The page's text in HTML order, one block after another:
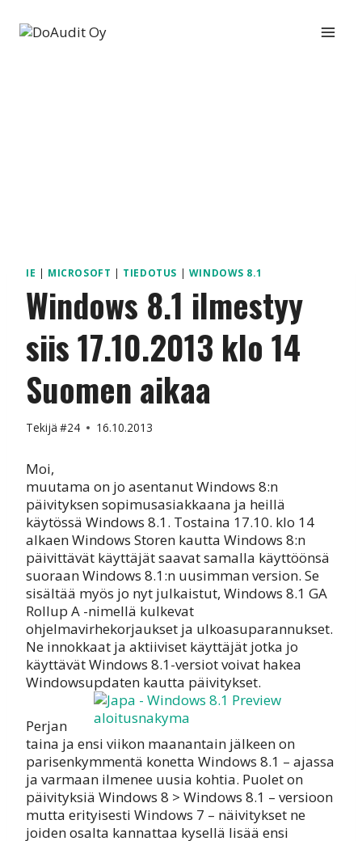
sisältöön
IE | MICROSOFT | TIEDOTUS | WINDOWS 8.1
Windows 8.1 ilmestyy
siis 17.10.2013 klo 14
Suomen aikaa
Tekijä #24 16.10.2013
Moi,
muutama on jo asentanut Windows 8:n
päivityksen sopimusasiakkaana ja heillä
käytössä Windows 8.1. Tostaina 17.10. klo 14
alkaen Windows Storen kautta Windows 8:n
päivittävät käyttäjät saavat samalla käyttöönsä
suoraan Windows 8.1:n uusimman version. Se
sisältää myös jo nyt julkaistut, Windows 8.1 GA
Rollup A -nimellä kulkevat
ohjelmavirhekorjaukset ja ulkoasuparannukset.
Ne innokkaat ja aktiiviset käyttäjät jotka jo
käyttävät Windows 8.1-versiot voivat hakea
Windowsupdaten kautta päivitykset.
Perjan
taina ja ensi viikon maanantain jälkeen on
parisenkymmentä konetta Windows 8.1 – ajassa
ja varmaan ilmenee uusia kohtia. Puolet on
päivityksiä Windows 8 > Windows 8.1 – versioon
mutta erityisesti Windows 7 – näivitykset ne
joiden osalta kannattaa kysellä lisää ensi